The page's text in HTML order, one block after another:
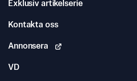
Exklusiv artikelserie
Kontakta oss
Annonsera
VD